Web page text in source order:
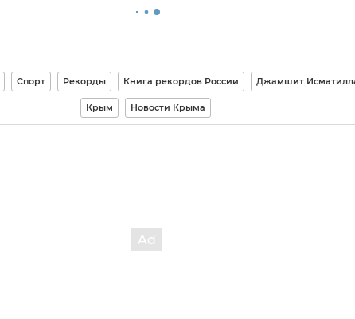
Спорт Рекорды Книга рекордов России Джамшит
Крым Новости Крыма